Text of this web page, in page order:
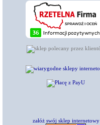
załóż swój sklep internetowy